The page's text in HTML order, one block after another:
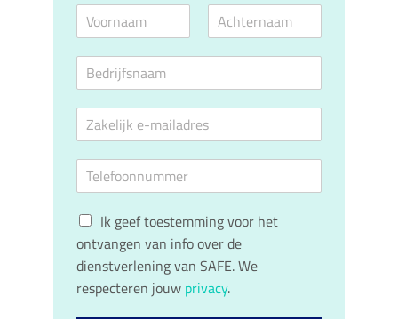
N
*
o
r
m
c
t
n
a
a
B
i
s
a
a
m
*
E
i
a
d
e
s
T
e
f
o
o
n
G
D
P
R
c
Ik geef toestemming voor het
ontvangen van info over de
dienstverlening van SAFE. We
respecteren jouw privacy.